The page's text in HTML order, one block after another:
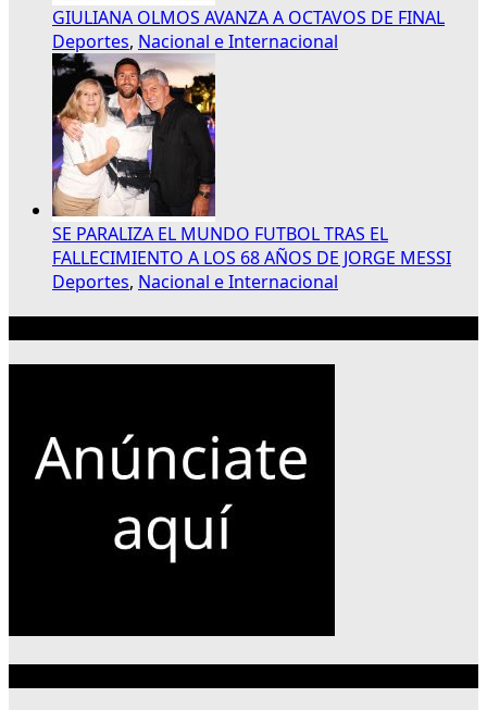
GIULIANA OLMOS AVANZA A OCTAVOS DE FINAL
Deportes, Nacional e Internacional
SE PARALIZA EL MUNDO FUTBOL TRAS EL
FALLECIMIENTO A LOS 68 AÑOS DE JORGE MESSI
Deportes, Nacional e Internacional